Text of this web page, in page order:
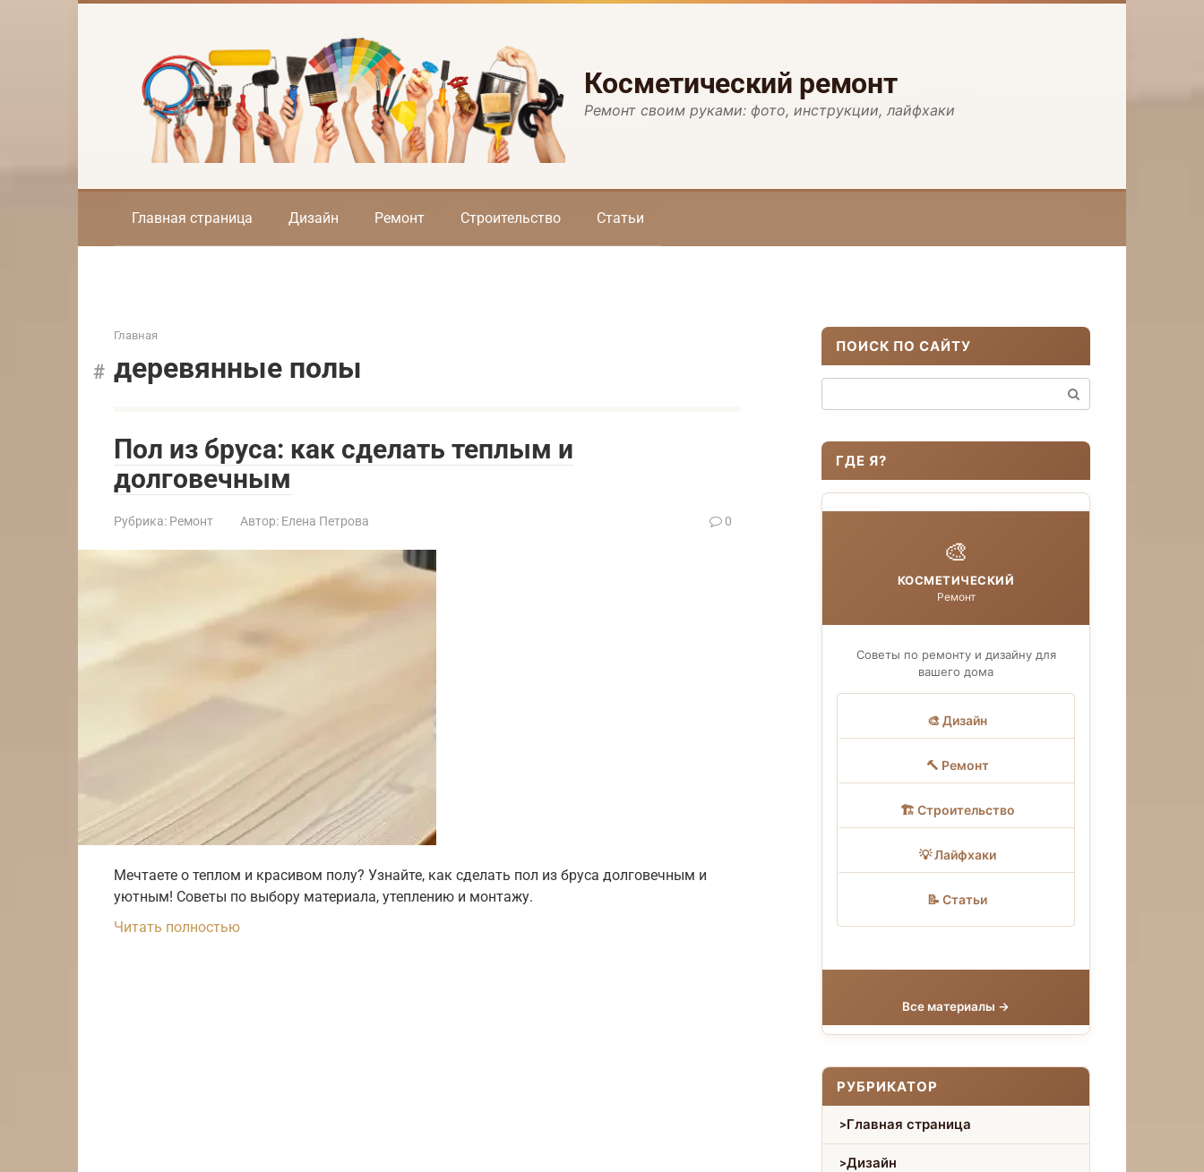
Косметический ремонт
Ремонт своим руками: фото, инструкции, лайфхаки
Главная страница Дизайн Ремонт Строительство Статьи
Главная
деревянные полы
Пол из бруса: как сделать теплым и
долговечным
Рубрика: Ремонт Автор: Елена Петрова 0
Мечтаете о теплом и красивом полу? Узнайте, как сделать пол из бруса долговечным и
уютным! Советы по выбору материала, утеплению и монтажу.
Читать полностью
ПОИСК ПО САЙТУ
ГДЕ Я?
🎨
КОСМЕТИЧЕСКИЙ
Ремонт
Советы по ремонту и дизайну для
вашего дома
🎨 Дизайн
🔨 Ремонт
🏗 Строительство
💡 Лайфхаки
📝 Статьи
Все материалы →
РУБРИКАТОР
Главная страница
Дизайн